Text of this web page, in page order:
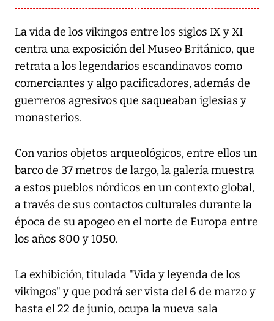
La vida de los vikingos entre los siglos IX y XI
centra una exposición del Museo Británico, que
retrata a los legendarios escandinavos como
comerciantes y algo pacificadores, además de
guerreros agresivos que saqueaban iglesias y
monasterios.
Con varios objetos arqueológicos, entre ellos un
barco de 37 metros de largo, la galería muestra
a estos pueblos nórdicos en un contexto global,
a través de sus contactos culturales durante la
época de su apogeo en el norte de Europa entre
los años 800 y 1050.
La exhibición, titulada "Vida y leyenda de los
vikingos" y que podrá ser vista del 6 de marzo y
hasta el 22 de junio, ocupa la nueva sala